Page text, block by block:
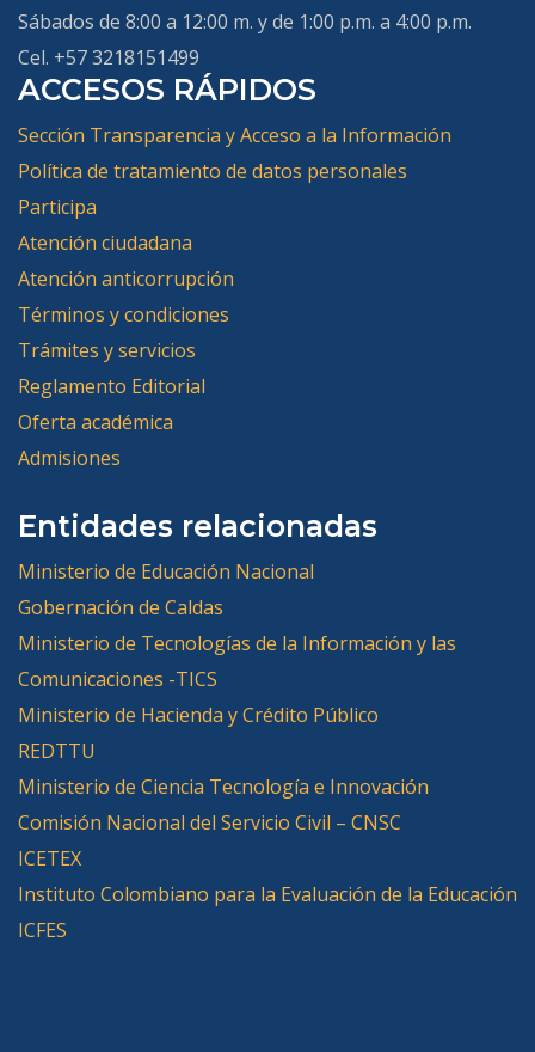
Sábados de 8:00 a 12:00 m. y de 1:00 p.m. a 4:00 p.m.
Cel. +57 3218151499
ACCESOS RÁPIDOS
Sección Transparencia y Acceso a la Información
Política de tratamiento de datos personales
Participa
Atención ciudadana
Atención anticorrupción
Términos y condiciones
Trámites y servicios
Reglamento Editorial
Oferta académica
Admisiones
Entidades relacionadas
Ministerio de Educación Nacional
Gobernación de Caldas
Ministerio de Tecnologías de la Información y las
Comunicaciones -TICS
Ministerio de Hacienda y Crédito Público
REDTTU
Ministerio de Ciencia Tecnología e Innovación
Comisión Nacional del Servicio Civil – CNSC
ICETEX
Instituto Colombiano para la Evaluación de la Educación
ICFES